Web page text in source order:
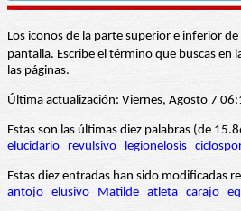
Los iconos de la parte superior e inferior
pantalla. Escribe el término que buscas
las páginas.
Última actualización: Viernes, Agosto 7
Estas son las últimas diez palabras (de
elucidario
revulsivo legionelosis
Estas diez entradas han sido modificadas
antojo elusivo Matilde atleta carajo